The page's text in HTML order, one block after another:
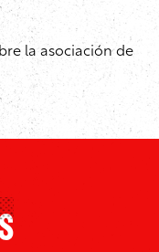
la asociación de